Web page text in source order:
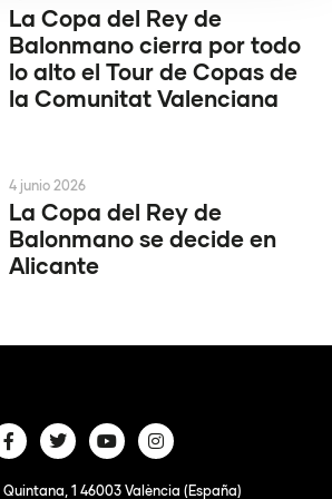
La Copa del Rey de
Balonmano cierra por todo
lo alto el Tour de Copas de
la Comunitat Valenciana
La Copa del Rey de
Balonmano se decide en
Alicante
4 junio 2026
1 46003 València (España)